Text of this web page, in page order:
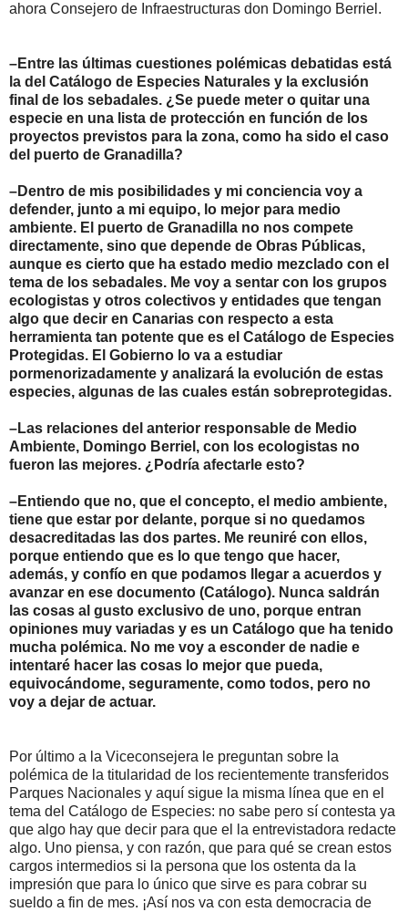
ahora Consejero de Infraestructuras don Domingo Berriel.
–Entre las últimas cuestiones polémicas debatidas está
la del Catálogo de Especies Naturales y la exclusión
final de los sebadales. ¿Se puede meter o quitar una
especie en una lista de protección en función de los
proyectos previstos para la zona, como ha sido el caso
del puerto de Granadilla?
–Dentro de mis posibilidades y mi conciencia voy a
defender, junto a mi equipo, lo mejor para medio
ambiente. El puerto de Granadilla no nos compete
directamente, sino que depende de Obras Públicas,
aunque es cierto que ha estado medio mezclado con el
tema de los sebadales. Me voy a sentar con los grupos
ecologistas y otros colectivos y entidades que tengan
algo que decir en Canarias con respecto a esta
herramienta tan potente que es el Catálogo de Especies
Protegidas. El Gobierno lo va a estudiar
pormenorizadamente y analizará la evolución de estas
especies, algunas de las cuales están sobreprotegidas.
–Las relaciones del anterior responsable de Medio
Ambiente, Domingo Berriel, con los ecologistas no
fueron las mejores. ¿Podría afectarle esto?
–Entiendo que no, que el concepto, el medio ambiente,
tiene que estar por delante, porque si no quedamos
desacreditadas las dos partes. Me reuniré con ellos,
porque entiendo que es lo que tengo que hacer,
además, y confío en que podamos llegar a acuerdos y
avanzar en ese documento (Catálogo). Nunca saldrán
las cosas al gusto exclusivo de uno, porque entran
opiniones muy variadas y es un Catálogo que ha tenido
mucha polémica. No me voy a esconder de nadie e
intentaré hacer las cosas lo mejor que pueda,
equivocándome, seguramente, como todos, pero no
voy a dejar de actuar.
Por último a la Viceconsejera le preguntan sobre la
polémica de la titularidad de los recientemente transferidos
Parques Nacionales y aquí sigue la misma línea que en el
tema del Catálogo de Especies: no sabe pero sí contesta ya
que algo hay que decir para que el la entrevistadora redacte
algo. Uno piensa, y con razón, que para qué se crean estos
cargos intermedios si la persona que los ostenta da la
impresión que para lo único que sirve es para cobrar su
sueldo a fin de mes. ¡Así nos va con esta democracia de